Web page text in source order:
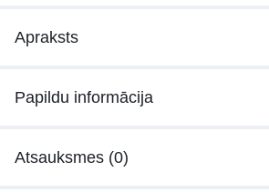
Apraksts
Papildu informācija
Atsauksmes (0)